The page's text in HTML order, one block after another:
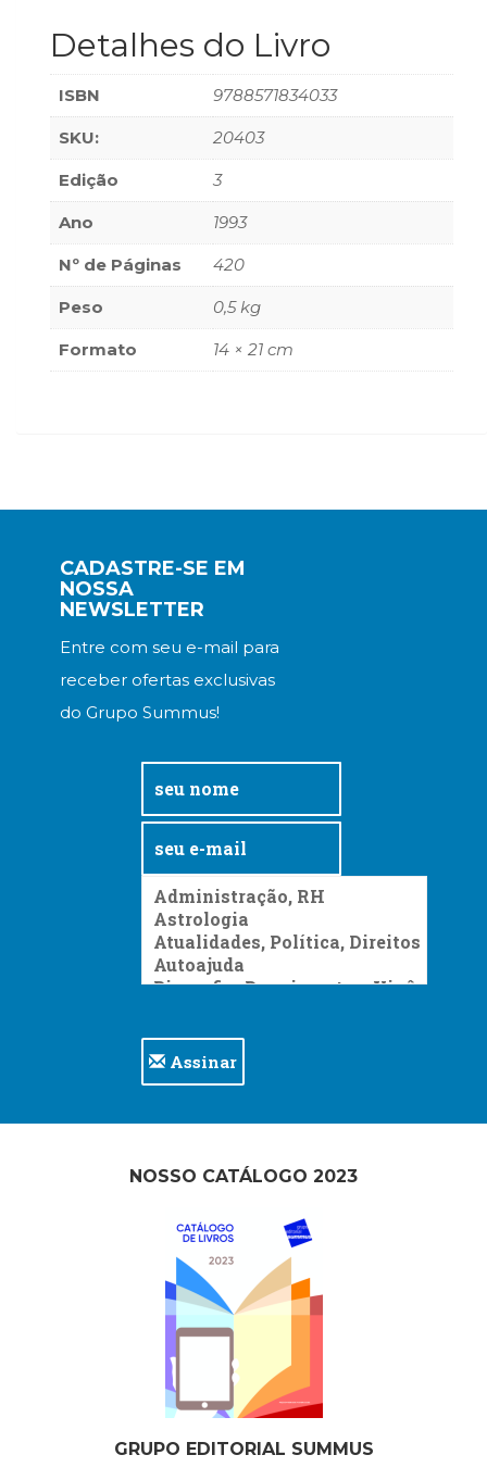
Puericultura
Rádio
(8)
Relações
Públicas
e
(31)
Religião,
Espiritualidade,
Filosofia
(63)
africanos
(30)
Terapia
Ocupacional
Treinamento
e
Detalhes do Livro
ISBN 9788571834033
SKU: 20403
Edição 3
Ano 1993
Nº de Páginas 420
Peso 0,5 kg
Formato 14 × 21 cm
CADASTRE-SE EM
NOSSA
NEWSLETTER
Entre com seu e-mail para
receber ofertas exclusivas
do Grupo Summus!
Assinar
NOSSO CATÁLOGO 2023
GRUPO EDITORIAL SUMMUS